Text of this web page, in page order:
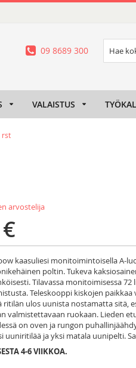
Haku
09 8689 300
VALAISTUS
rst
arvostelija
kaasuliesi monitoimintoisella
poltin. Tukeva
Tilavassa monitoimisessa
Teleskooppi kiskojen
ritilän ulos uunista nostamatta sitä,
valmistettavaan ruokaan. Lieden
on oven ja rungon
uuniritilää ja yksi matala uunipelti.
4-6 VIIKKOA.